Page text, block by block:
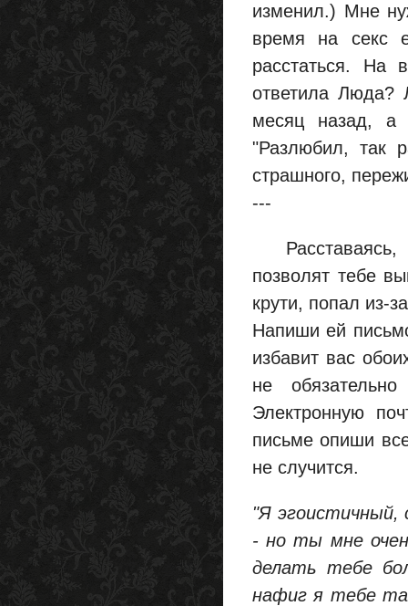
изменил.) Мне
время на секс
расстаться.
ответила Люда?
месяц назад, а
"Разлюбил, так
страшного,
---
Расставаясь,
позволят тебе
крути, попал из-
Напиши ей
избавит вас
не
Электронную
письме опиши
не случится.
"Я эгоистичный,
- но ты мне
делать тебе
нафиг я тебе